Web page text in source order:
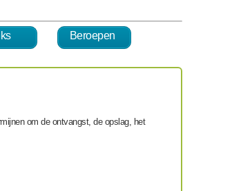
Beroepen
om de ontvangst, de opslag, het